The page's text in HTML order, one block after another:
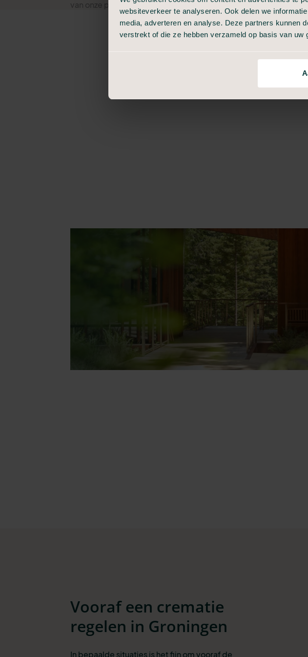
websiteverkeer te analyseren. Ook delen we
media, adverteren en analyse. Deze partners kunnen
verstrekt of die ze hebben verzameld op basis van uw
van onze partnerlocaties (zie hiervoor het logo van Uitvaart24),
geschikte locaties. Bij die laatste kan een meerprijs van
Vooraf een crematie
regelen in Groningen
In bepaalde situaties is het fijn om vooraf de